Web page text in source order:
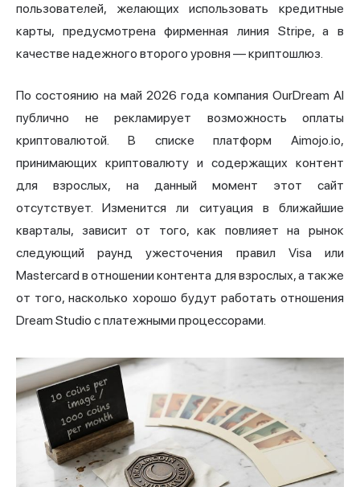
пользователей, желающих использовать кредитные
карты, предусмотрена фирменная линия Stripe, а в
качестве надежного второго уровня — криптошлюз.
По состоянию на май 2026 года компания OurDream AI
публично не рекламирует возможность оплаты
криптовалютой. В списке платформ Aimojo.io,
принимающих криптовалюту и содержащих контент
для взрослых, на данный момент этот сайт
отсутствует. Изменится ли ситуация в ближайшие
кварталы, зависит от того, как повлияет на рынок
следующий раунд ужесточения правил Visa или
Mastercard в отношении контента для взрослых, а также
от того, насколько хорошо будут работать отношения
Dream Studio с платежными процессорами.